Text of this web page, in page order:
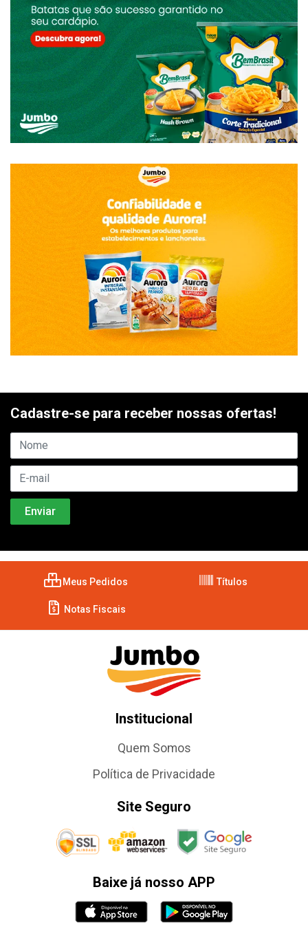
Cadastre-se para receber nossas ofertas!
Meus Pedidos Títulos
Notas Fiscais
Institucional
Quem Somos
Política de Privacidade
Site Seguro
Baixe já nosso APP